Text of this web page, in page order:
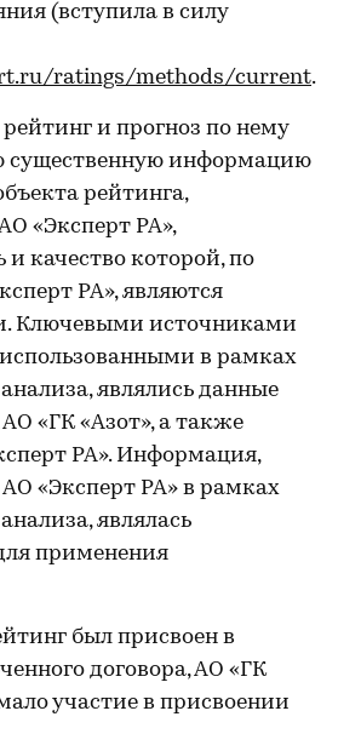
(вступила в силу
ratings/methods/current.
и прогноз по нему
существенную информацию
рейтинга,
«Эксперт РА»,
и качество которой, по
РА», являются
Ключевыми источниками
в рамках
являлись данные
«ГК «Азот», а также
РА». Информация,
«Эксперт РА» в рамках
являлась
применения
был присвоен в
договора, АО «ГК
участие в присвоении